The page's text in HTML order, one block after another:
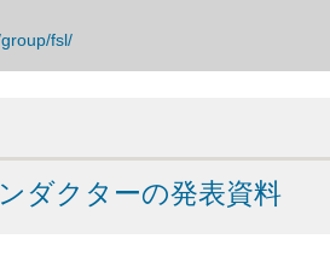
fsl/
ダクターの発表資料